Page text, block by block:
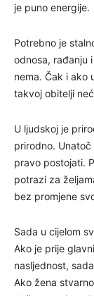
je puno energije.
Potrebno je
odnosa, rađanju
nema. Čak i ako
takvoj obitelji
U ljudskoj je
prirodno. Unatoč
pravo postojati.
potrazi za
bez promjene
Sada u cijelom
Ako je prije
nasljednost,
Ako žena